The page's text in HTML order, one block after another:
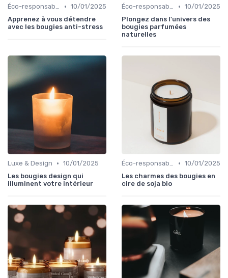
Éco-responsables • 10/01/2025
Apprenez à vous détendre
avec les bougies anti-stress
Éco-responsables • 10/01/2025
Plongez dans l'univers des
bougies parfumées
naturelles
Luxe & Design • 10/01/2025
Les bougies design qui
illuminent votre intérieur
Éco-responsables • 10/01/2025
Les charmes des bougies en
cire de soja bio